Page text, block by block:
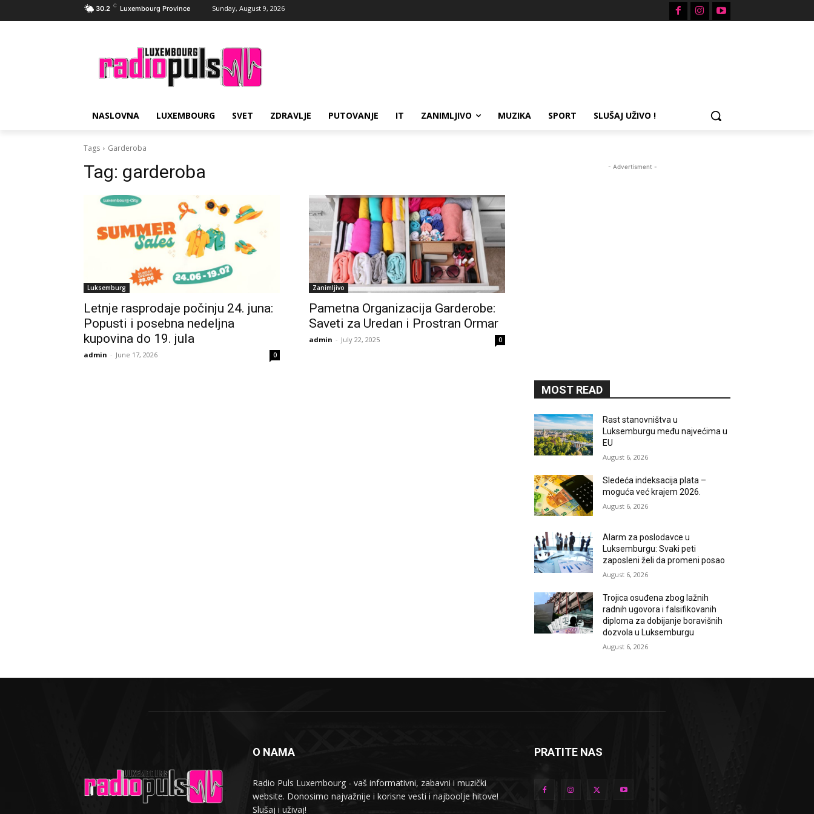
30.2 C Luxembourg Province Sunday, August 9, 2026
NASLOVNA LUXEMBOURG SVET ZDRAVLJE PUTOVANJE IT ZANIMLJIVO MUZIKA SPORT SLUŠAJ UŽIVO !
Tags Garderoba
Tag: garderoba
Luksemburg
Letnje rasprodaje počinju 24. juna:
Popusti i posebna nedeljna
kupovina do 19. jula
admin - June 17, 2026 0
Zanimljivo
Pametna Organizacija Garderobe:
Saveti za Uredan i Prostran Ormar
admin - July 22, 2025 0
- Advertisment -
MOST READ
Rast stanovništva u
Luksemburgu među najvećima u
EU
August 6, 2026
Sledeća indeksacija plata –
moguća već krajem 2026.
August 6, 2026
Alarm za poslodavce u
Luksemburgu: Svaki peti
zaposleni želi da promeni posao
August 6, 2026
Trojica osuđena zbog lažnih
radnih ugovora i falsifikovanih
diploma za dobijanje boravišnih
dozvola u Luksemburgu
August 6, 2026
O NAMA
Radio Puls Luxembourg - vaš informativni, zabavni i muzički
website. Donosimo najvažnije i korisne vesti i najboolje hitove!
Slušaj i uživaj!
PRATITE NAS